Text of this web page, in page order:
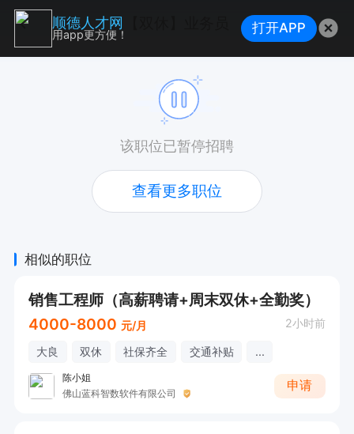
该职位已暂停招聘
查看更多职位
相似的职位
销售工程师（高薪聘请+周末双休+全勤奖）
4000-8000 元/月 2小时前
大良 双休 社保齐全 交通补贴 ...
陈小姐
佛山蓝科智数软件有限公司
申请
顺德人才网
用app更方便！ 打开APP